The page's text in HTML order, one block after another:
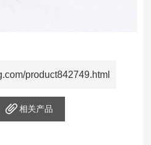
product842749.html
相关产品